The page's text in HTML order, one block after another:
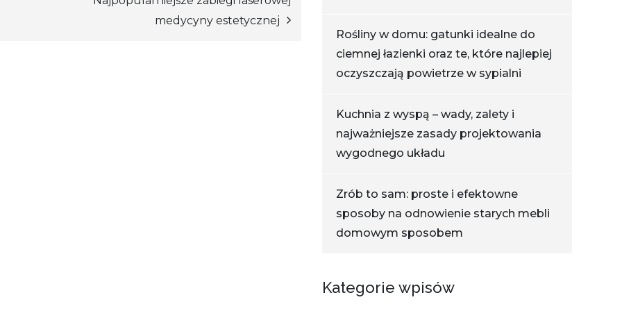
medycyny estetycznej
Rośliny w domu: gatunki idealne do
ciemnej łazienki oraz te, które najlepiej
oczyszczają powietrze w sypialni
Kuchnia z wyspą – wady, zalety i
najważniejsze zasady projektowania
wygodnego układu
Zrób to sam: proste i efektowne
sposoby na odnowienie starych mebli
domowym sposobem
Kategorie wpisów